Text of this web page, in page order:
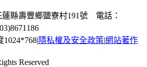
縣壽豐鄉鹽寮村191號 電話：
|隱私權及安全政策|網站著作
Reserved